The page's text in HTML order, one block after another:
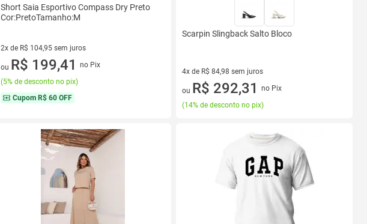
Short Saia Esportivo Compass Dry Preto
Cor:PretoTamanho:M
2x de R$ 104,95 sem juros
2 vez de R$ 104,95 sem juros
ou R$ 199,41
no Pix
(5% de desconto no pix)
Cupom R$ 60 OFF
Scarpin Slingback Salto Bloco
4x de R$ 84,98 sem juros
4 vez de R$ 84,98 sem juros
ou R$ 292,31
no Pix
(14% de desconto no pix)